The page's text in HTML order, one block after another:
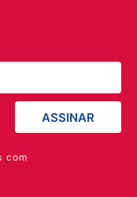
ASSINAR
com